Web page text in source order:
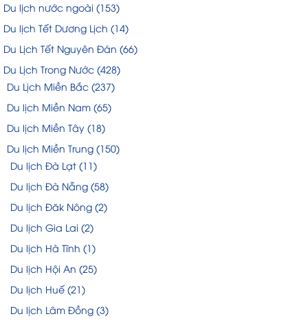
Du lịch nước ngoài (153)
Du lịch Tết Dương Lịch (14)
Du Lịch Tết Nguyên Đán (66)
Du Lịch Trong Nước (428)
Du Lịch Miền Bắc (237)
Du lịch Miền Nam (65)
Du lịch Miền Tây (18)
Du lịch Miền Trung (150)
Du lịch Đà Lạt (11)
Du lịch Đà Nẵng (58)
Du lịch Đăk Nông (2)
Du lịch Gia Lai (2)
Du lịch Hà Tĩnh (1)
Du lịch Hội An (25)
Du lịch Huế (21)
Du lịch Lâm Đồng (3)